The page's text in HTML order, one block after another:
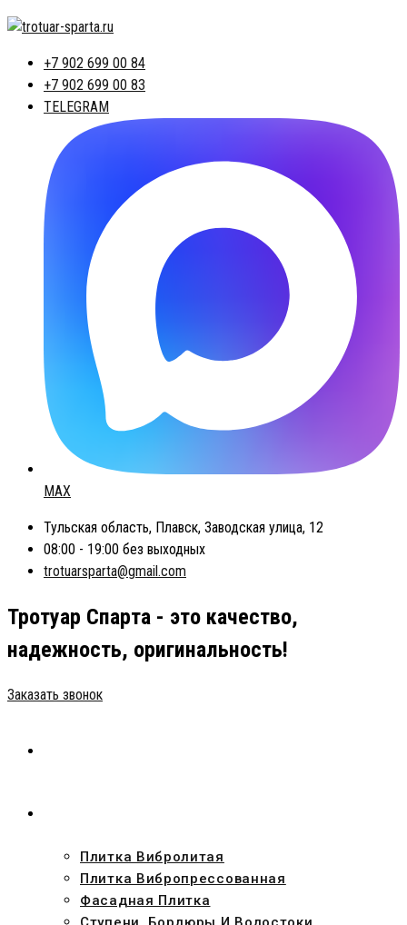
+7 902 699 00 84
+7 902 699 00 83
TELEGRAM
MAX
Тульская область, Плавск, Заводская улица, 12
08:00 - 19:00 без выходных
trotuarsparta@gmail.com
Тротуар Спарта - это качество,
надежность, оригинальность!
Заказать звонок
Плитка Вибролитая
Плитка Вибропрессованная
Фасадная Плитка